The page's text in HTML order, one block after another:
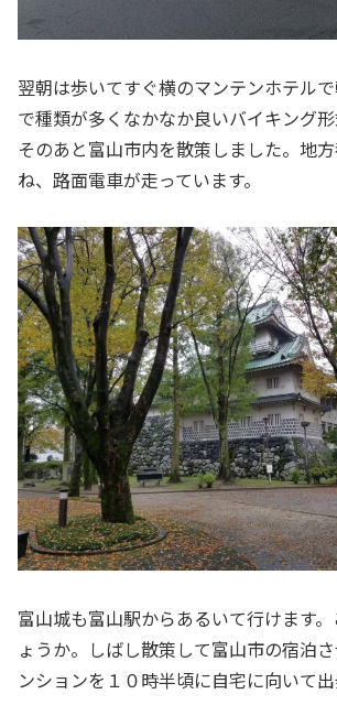
翌朝は歩いてすぐ横のマンテンホテル
で種類が多くなかなか良いバイキング形
そのあと富山市内を散策しました。地
ね、路面電車が走っています。
富山城も富山駅からあるいて行けます
ょうか。しばし散策して富山市の宿泊
ンションを１０時半頃に自宅に向いて出